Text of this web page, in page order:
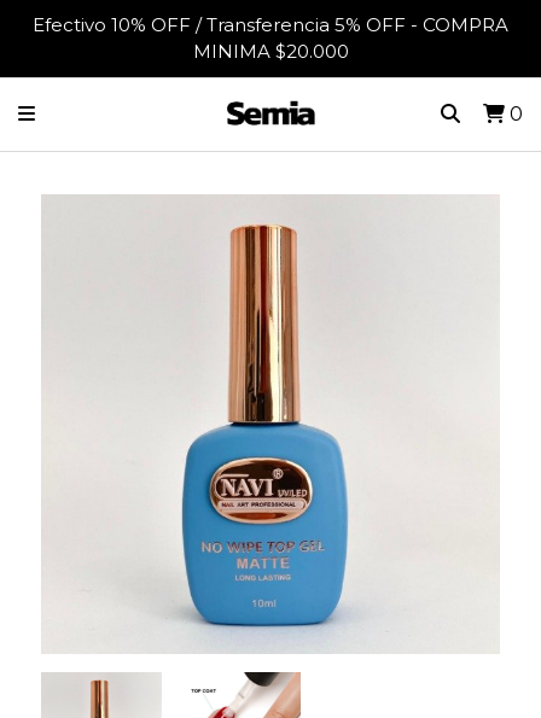
Efectivo 10% OFF / Transferencia 5% OFF - COMPRA
MINIMA $20.000
0